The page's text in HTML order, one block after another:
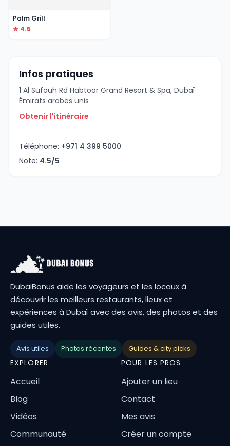
Palm Grill
★ 4.5
Infos pratiques
1 Al Sufouh Rd Habtoor Grand Resort & Spa, Dubaï
Émirats arabes unis
Obtenir l'itinéraire
Téléphone: +971 4 399 5000
Note: 4.5/5
DubaiBonus aide les voyageurs et les locaux à
découvrir les meilleurs restaurants, lieux et
expériences à Dubaï avec des avis, des photos et des
guides utiles.
Avis utiles Photos récentes Guides & city picks
EXPLORER
Accueil
Blog
Vidéos
Communauté
POUR LES PROS
Ajouter un lieu
Contact
Mes avis
Créer un compte